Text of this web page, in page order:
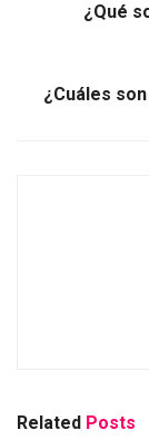
¿Qué
¿Cuáles
Related Posts